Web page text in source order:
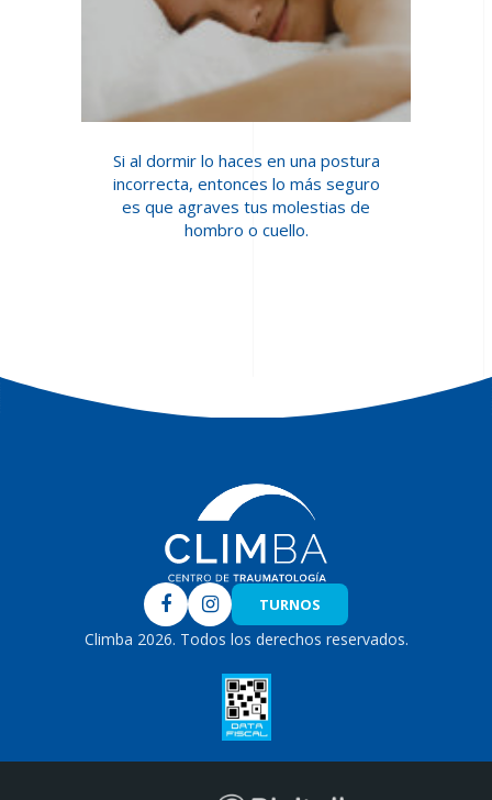
Si al dormir lo haces en una postura
incorrecta, entonces lo más seguro
es que agraves tus molestias de
hombro o cuello.
Climba
Climba 2026. Todos los derechos reservados.
TURNOS